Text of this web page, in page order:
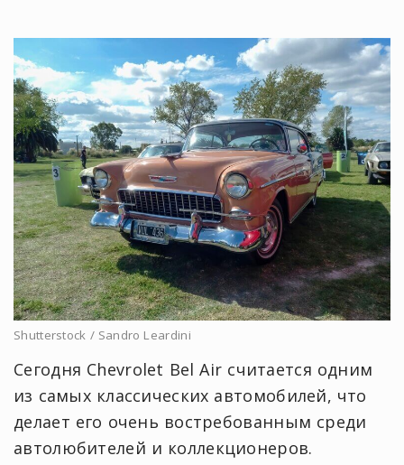
Shutterstock / Sandro Leardini
Сегодня Chevrolet Bel Air считается одним
из самых классических автомобилей, что
делает его очень востребованным среди
автолюбителей и коллекционеров.